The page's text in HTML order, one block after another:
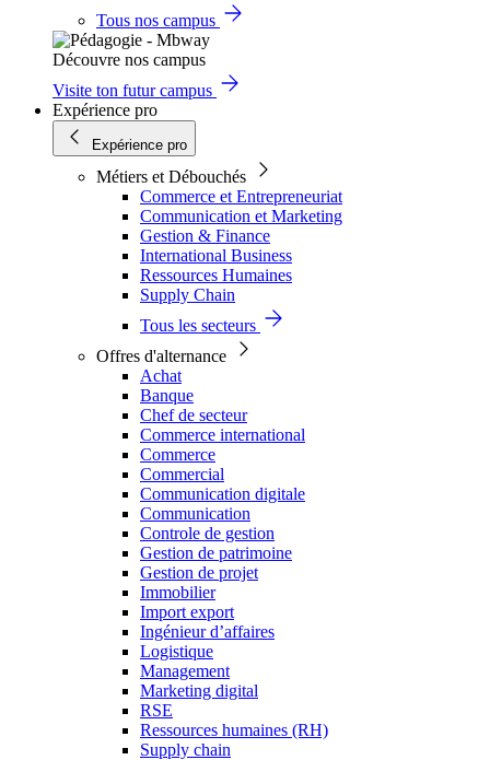
Tous nos campus
Découvre nos campus
Visite ton futur campus
Expérience pro
Expérience pro
Métiers et Débouchés
Commerce et Entrepreneuriat
Communication et Marketing
Gestion & Finance
International Business
Ressources Humaines
Supply Chain
Tous les secteurs
Offres d'alternance
Achat
Banque
Chef de secteur
Commerce international
Commerce
Commercial
Communication digitale
Communication
Controle de gestion
Gestion de patrimoine
Gestion de projet
Immobilier
Import export
Ingénieur d’affaires
Logistique
Management
Marketing digital
RSE
Ressources humaines (RH)
Supply chain